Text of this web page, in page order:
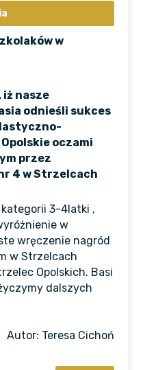
w
iż nasze
odnieśli sukces
oczami
przez
4 w Strzelcach
kategorii 3-4latki ,
w
wręczenie nagród
w Strzelcach
Opolskich. Basi
dalszych
Autor: Teresa Cichoń